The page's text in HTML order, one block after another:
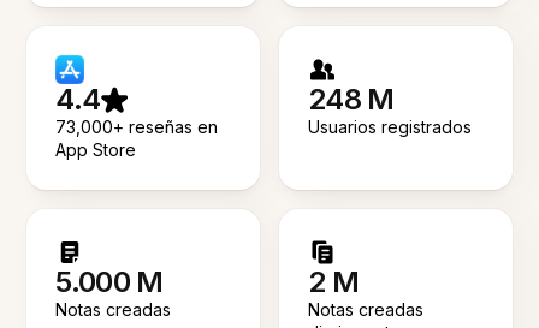
4.4
73,000+ reseñas en
App Store
248 M
Usuarios registrados
5.000 M
Notas creadas
2 M
Notas creadas